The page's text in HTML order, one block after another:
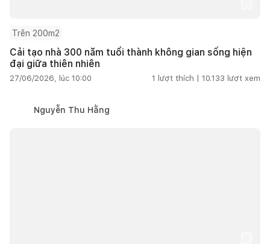
Trên 200m2
Cải tạo nhà 300 năm tuổi thành không gian sống hiện
đại giữa thiên nhiên
27/06/2026, lúc 10:00 1 lượt thích | 10.133 lượt xem
Nguyễn Thu Hằng